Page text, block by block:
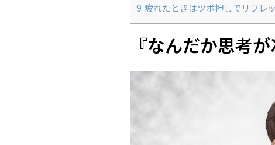
9.疲れたときはツボ押しでリフレ
『なんだか思考